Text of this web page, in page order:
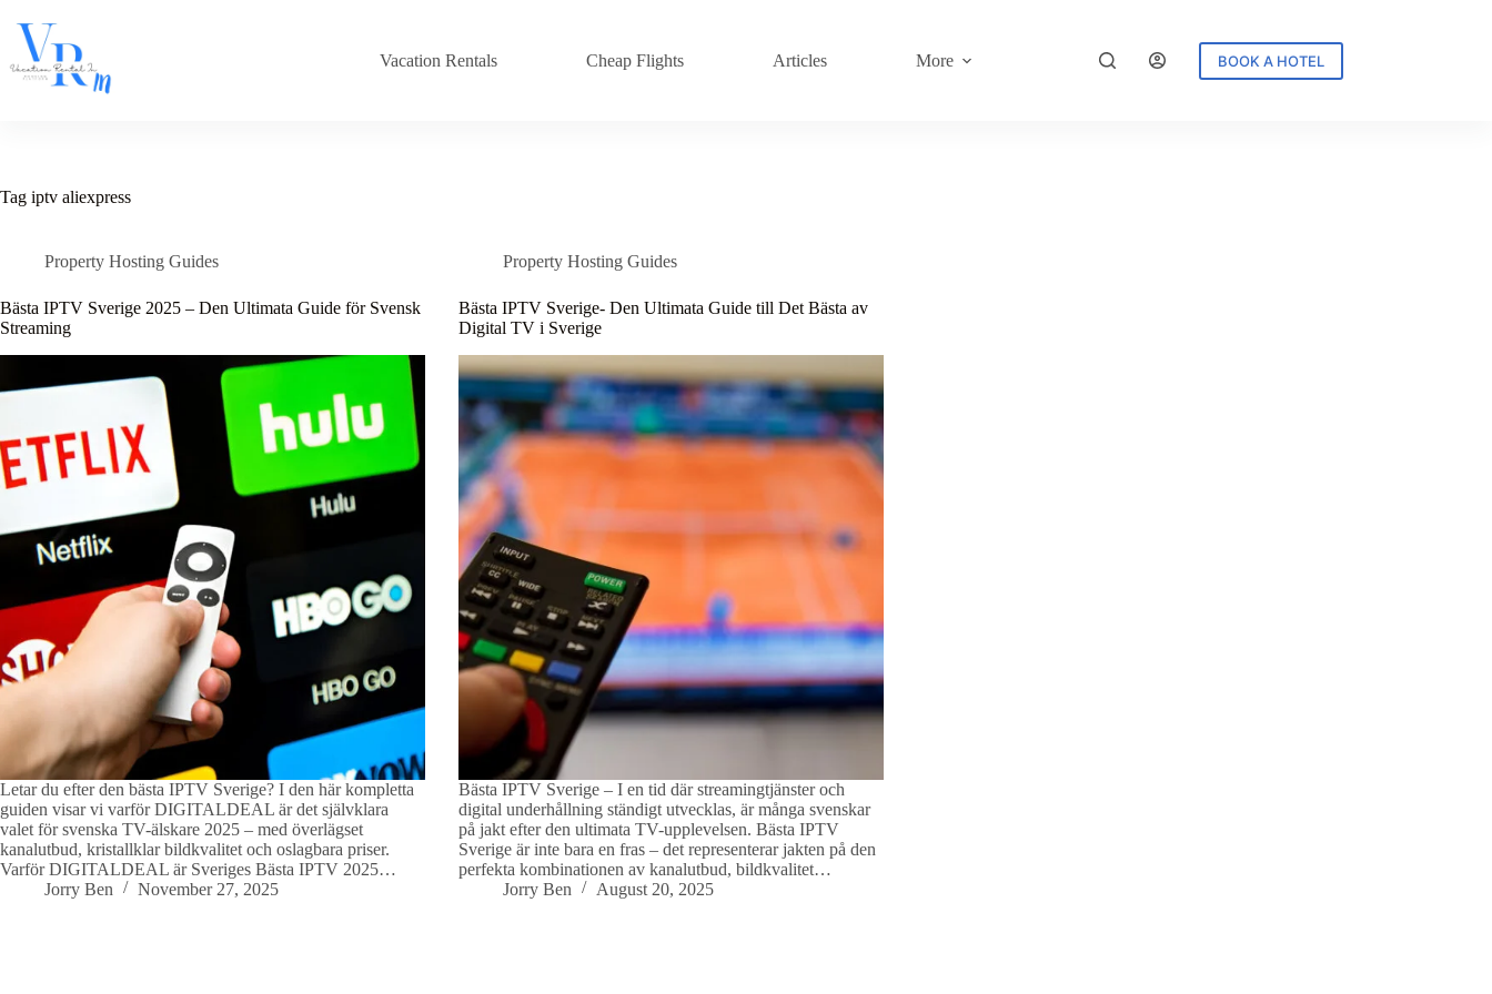
content
Vacation Rentals Cheap Flights Articles More BOOK A HOTEL
Tag iptv aliexpress
Property Hosting Guides
Bästa IPTV Sverige 2025 – Den Ultimata Guide för Svensk
Streaming
Letar du efter den bästa IPTV Sverige? I den här kompletta
guiden visar vi varför DIGITALDEAL är det självklara
valet för svenska TV-älskare 2025 – med överlägset
kanalutbud, kristallklar bildkvalitet och oslagbara priser.
Varför DIGITALDEAL är Sveriges Bästa IPTV 2025…
Jorry Ben
November 27, 2025
Property Hosting Guides
Bästa IPTV Sverige- Den Ultimata Guide till Det Bästa av
Digital TV i Sverige
Bästa IPTV Sverige – I en tid där streamingtjänster och
digital underhållning ständigt utvecklas, är många svenskar
på jakt efter den ultimata TV-upplevelsen. Bästa IPTV
Sverige är inte bara en fras – det representerar jakten på den
perfekta kombinationen av kanalutbud, bildkvalitet…
Jorry Ben
August 20, 2025